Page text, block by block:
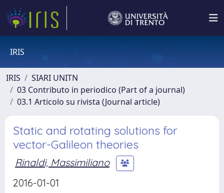
IRIS
IRIS
SIARI UNITN
03 Contributo in periodico (Part of a journal)
03.1 Articolo su rivista (Journal article)
Static and rotating solutions for
vector-Galileon theories
Rinaldi, Massimiliano
2016-01-01